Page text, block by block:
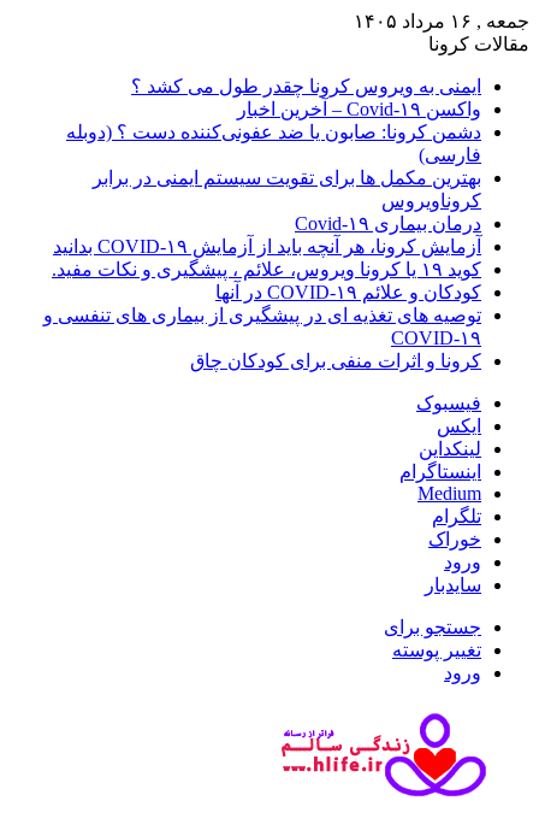
جمعه , ۱۶ مرداد ۱۴۰۵
مقالات کرونا
ایمنی به ویروس کرونا چقدر طول می کشد ؟
واکسن Covid-۱۹ – آخرین اخبار
دشمن کرونا: صابون یا ضد عفونی‌کننده دست ؟ (دوبله
فارسی)
بهترین مکمل ها برای تقویت سیستم ایمنی در برابر
کروناویروس
درمان بیماری Covid-۱۹
آزمایش کرونا، هر آنچه باید از آزمایش COVID-۱۹ بدانید
کوید ۱۹ یا کرونا ویروس، علائم ، پیشگیری و نکات مفید.
کودکان و علائم COVID-۱۹ در آنها
توصیه های تغذیه ای در پیشگیری از بیماری های تنفسی و
COVID-۱۹
کرونا و اثرات منفی برای کودکان چاق
فیسبوک
ایکس
لینکداین
اینستاگرام
Medium
تلگرام
خوراک
ورود
سایدبار
جستجو برای
تغییر پوسته
ورود